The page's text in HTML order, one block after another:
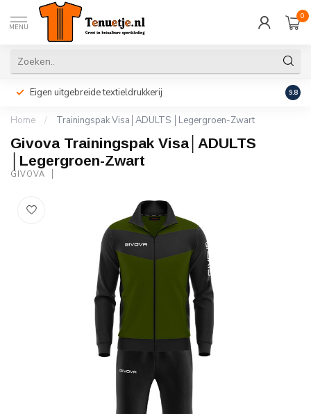
MENU
0
Eigen uitgebreide textieldrukkerij 9.8
Home / Trainingspak Visa│ADULTS │Legergroen-Zwart
Givova Trainingspak Visa│ADULTS
│Legergroen-Zwart
GIVOVA